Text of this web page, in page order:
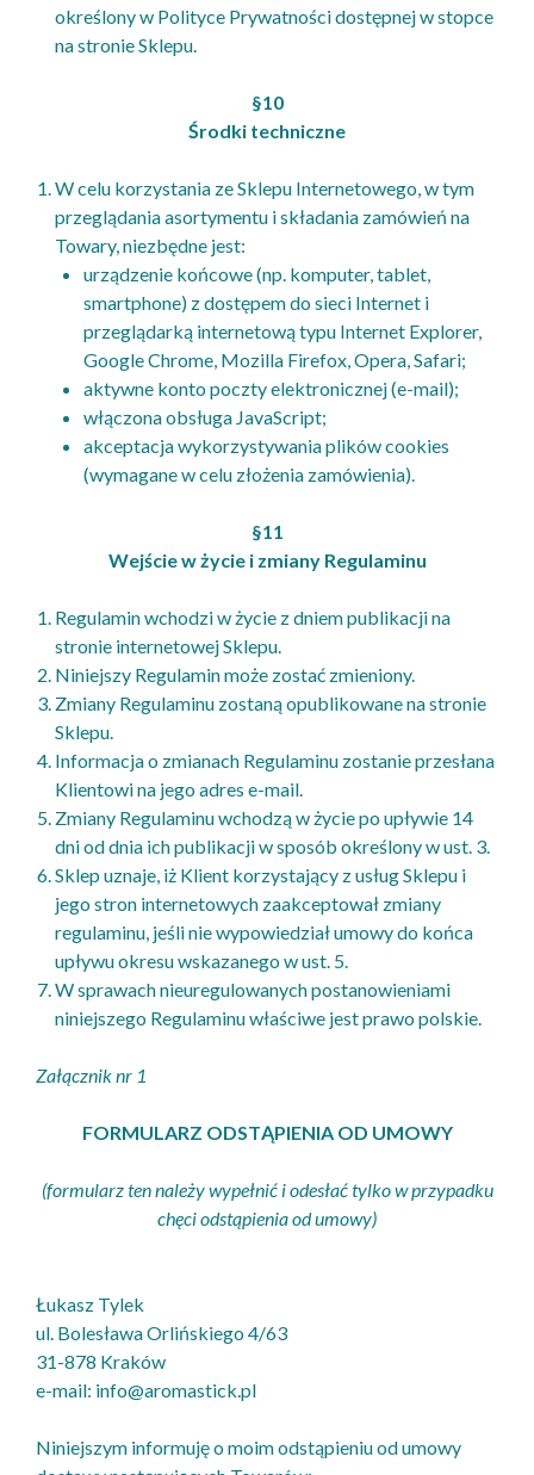
określony w Polityce Prywatności dostępnej w stopce
na stronie Sklepu.
§10
Środki techniczne
W celu korzystania ze Sklepu Internetowego, w tym
przeglądania asortymentu i składania zamówień na
Towary, niezbędne jest:
urządzenie końcowe (np. komputer, tablet,
smartphone) z dostępem do sieci Internet i
przeglądarką internetową typu Internet Explorer,
Google Chrome, Mozilla Firefox, Opera, Safari;
aktywne konto poczty elektronicznej (e-mail);
włączona obsługa JavaScript;
akceptacja wykorzystywania plików cookies
(wymagane w celu złożenia zamówienia).
§11
Wejście w życie i zmiany Regulaminu
Regulamin wchodzi w życie z dniem publikacji na
stronie internetowej Sklepu.
Niniejszy Regulamin może zostać zmieniony.
Zmiany Regulaminu zostaną opublikowane na stronie
Sklepu.
Informacja o zmianach Regulaminu zostanie przesłana
Klientowi na jego adres e-mail.
Zmiany Regulaminu wchodzą w życie po upływie 14
dni od dnia ich publikacji w sposób określony w ust. 3.
Sklep uznaje, iż Klient korzystający z usług Sklepu i
jego stron internetowych zaakceptował zmiany
regulaminu, jeśli nie wypowiedział umowy do końca
upływu okresu wskazanego w ust. 5.
W sprawach nieuregulowanych postanowieniami
niniejszego Regulaminu właściwe jest prawo polskie.
Załącznik nr 1
FORMULARZ ODSTĄPIENIA OD UMOWY
(formularz ten należy wypełnić i odesłać tylko w przypadku
chęci odstąpienia od umowy)
Łukasz Tylek
ul. Bolesława Orlińskiego 4/63
31-878 Kraków
e-mail: info@aromastick.pl
Niniejszym informuję o moim odstąpieniu od umowy